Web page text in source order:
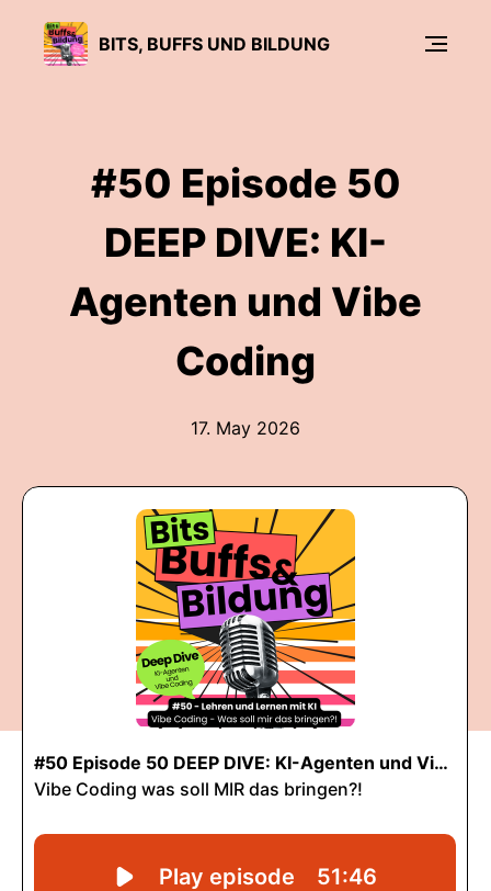
BITS, BUFFS UND BILDUNG
#50 Episode 50
DEEP DIVE: KI-
Agenten und Vibe
Coding
17. May 2026